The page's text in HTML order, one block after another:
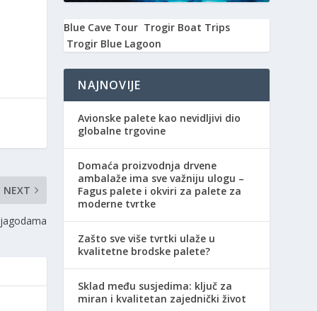
NEXT
Blue Cave Tour Trogir Boat Trips
Trogir Blue Lagoon
NAJNOVIJE
Avionske palete kao nevidljivi dio
globalne trgovine
Domaća proizvodnja drvene
ambalaže ima sve važniju ulogu –
Fagus palete i okviri za palete za
moderne tvrtke
Zašto sve više tvrtki ulaže u
kvalitetne brodske palete?
Sklad među susjedima: ključ za
miran i kvalitetan zajednički život